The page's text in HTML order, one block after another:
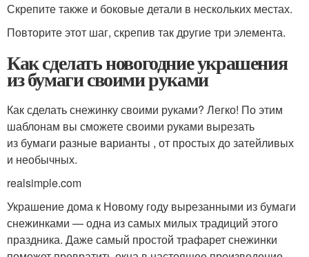
Скрепите также и боковые детали в нескольких местах.
Повторите этот шаг, скрепив так другие три элемента.
Как сделать новогодние украшения
из бумаги своими руками
Как сделать снежинку своими руками? Легко! По этим
шаблонам вы сможете своими руками вырезать
из бумаги разные варианты , от простых до затейливых
и необычных.
realsimple.com
Украшение дома к Новому году вырезанными из бумаги
снежинками — одна из самых милых традиций этого
праздника. Даже самый простой трафарет снежинки